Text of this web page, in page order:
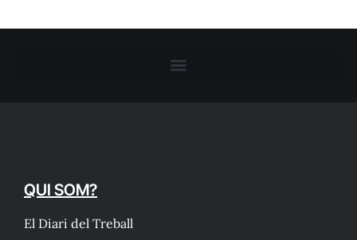
QUI SOM?
El Diari del Treball